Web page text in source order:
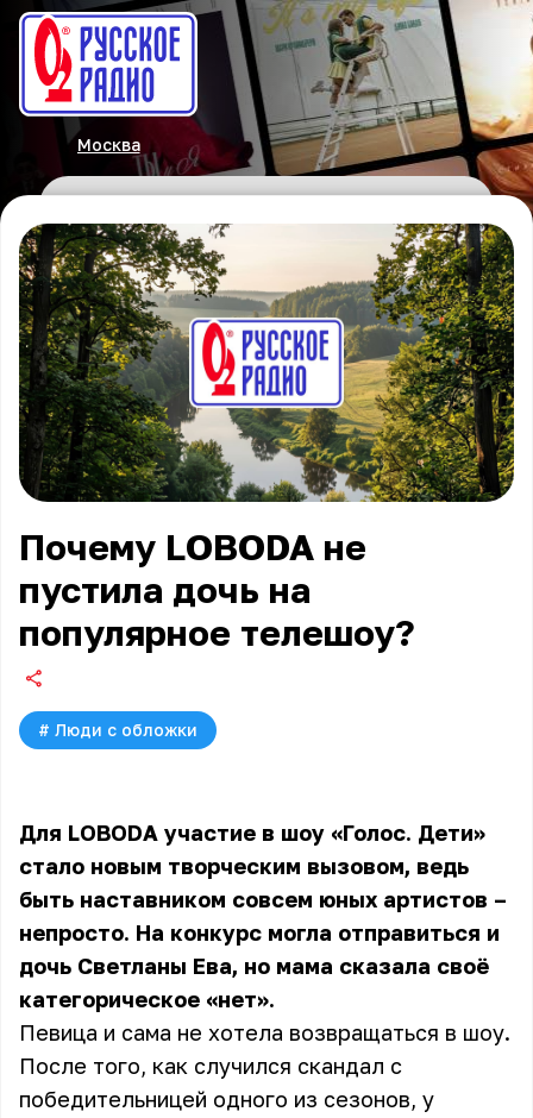
Москва
Почему LOBODA не
пустила дочь на
популярное телешоу?
# Люди с обложки
Для LOBODA участие в шоу «Голос. Дети»
стало новым творческим вызовом, ведь
быть наставником совсем юных артистов –
непросто. На конкурс могла отправиться и
дочь Светланы Ева, но мама сказала своё
категорическое «нет».
Певица и сама не хотела возвращаться в шоу.
После того, как случился скандал с
победительницей одного из сезонов, у